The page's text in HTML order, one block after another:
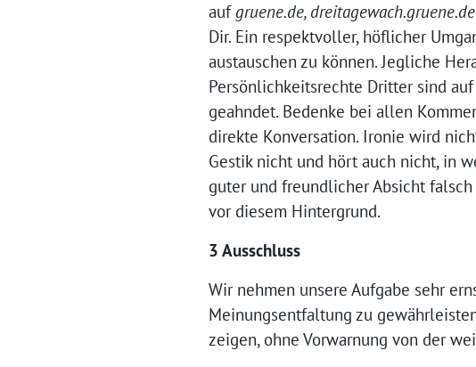
auf gruene.de, dreitagewach.gruene.de
Dir. Ein respektvoller, höflicher
austauschen zu können. Jegliche
Persönlichkeitsrechte Dritter sind auf
geahndet. Bedenke bei allen
direkte Konversation. Ironie wird
Gestik nicht und hört auch nicht, in
guter und freundlicher Absicht
vor diesem Hintergrund.
3 Ausschluss
Wir nehmen unsere Aufgabe sehr
Meinungsentfaltung zu
zeigen, ohne Vorwarnung von der